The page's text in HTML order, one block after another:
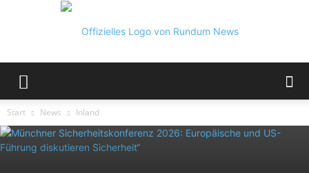
Start News Inland